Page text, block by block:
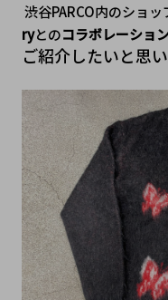
渋谷PARCO内のショッ
ryとのコラボレーショ
ご紹介したいと思